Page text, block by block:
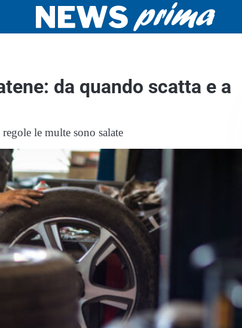
da quando scatta e a
le multe sono salate